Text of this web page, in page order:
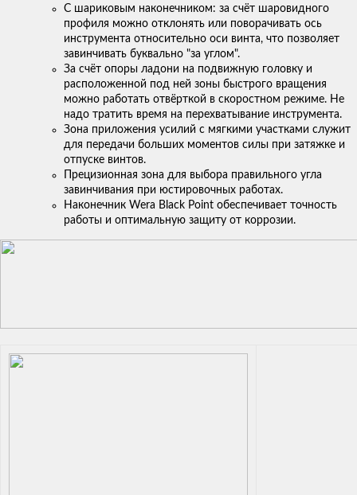
С шариковым наконечником: за счёт шаровидного
профиля можно отклонять или поворачивать ось
инструмента относительно оси винта, что позволяет
завинчивать буквально "за углом".
За счёт опоры ладони на подвижную головку и
расположенной под ней зоны быстрого вращения
можно работать отвёрткой в скоростном режиме. Не
надо тратить время на перехватывание инструмента.
Зона приложения усилий с мягкими участками служит
для передачи больших моментов силы при затяжке и
отпуске винтов.
Прецизионная зона для выбора правильного угла
завинчивания при юстировочных работах.
Наконечник Wera Black Point обеспечивает точность
работы и оптимальную защиту от коррозии.